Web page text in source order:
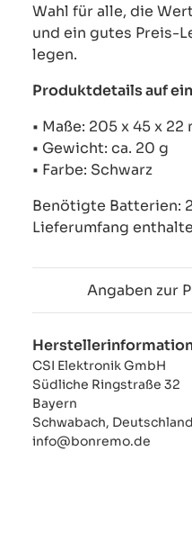
Wahl für alle, die
und ein gutes Preis-
legen.
Produktdetails auf
• Maße: 205 x 45 x 22
• Gewicht: ca. 20 g
• Farbe: Schwarz
Benötigte Batterien:
Lieferumfang
Angaben zur
CSI Elektronik GmbH
Südliche Ringstraße 32
Bayern
Schwabach,
info@bonremo.de